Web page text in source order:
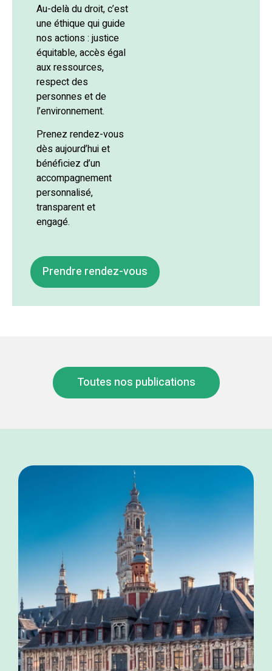
Au-delà du droit, c’est
une éthique qui guide
nos actions : justice
équitable, accès égal
aux ressources,
respect des
personnes et de
l’environnement.
Prenez rendez-vous
dès aujourd’hui et
bénéficiez d’un
accompagnement
personnalisé,
transparent et
engagé.
Prendre rendez-vous
Toutes nos publications